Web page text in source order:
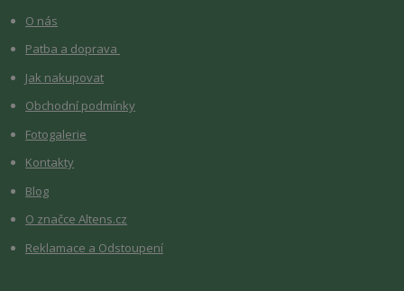
O nás
Patba a doprava
Jak nakupovat
Obchodní podmínky
Fotogalerie
Kontakty
Blog
O značce Altens.cz
Reklamace a Odstoupení